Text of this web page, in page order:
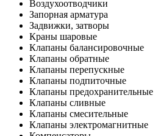
Воздухоотводчики
Запорная арматура
Задвижки, затворы
Краны шаровые
Клапаны балансировочные
Клапаны обратные
Клапаны перепускные
Клапаны подпиточные
Клапаны предохранительные
Клапаны сливные
Клапаны смесительные
Клапаны электромагнитные